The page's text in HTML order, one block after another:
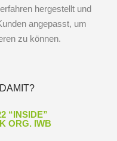
hergestellt und
angepasst, um
zu können.
“INSIDE”
ORG. IWB